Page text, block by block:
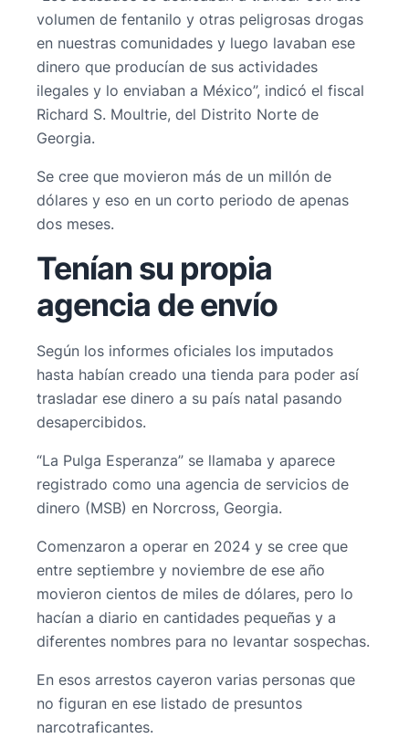
volumen de fentanilo y otras peligrosas drogas
en nuestras comunidades y luego lavaban ese
dinero que producían de sus actividades
ilegales y lo enviaban a México”, indicó el fiscal
Richard S. Moultrie, del Distrito Norte de
Georgia.
Se cree que movieron más de un millón de
dólares y eso en un corto periodo de apenas
dos meses.
Tenían su propia
agencia de envío
Según los informes oficiales los imputados
hasta habían creado una tienda para poder así
trasladar ese dinero a su país natal pasando
desapercibidos.
“La Pulga Esperanza” se llamaba y aparece
registrado como una agencia de servicios de
dinero (MSB) en Norcross, Georgia.
Comenzaron a operar en 2024 y se cree que
entre septiembre y noviembre de ese año
movieron cientos de miles de dólares, pero lo
hacían a diario en cantidades pequeñas y a
diferentes nombres para no levantar sospechas.
En esos arrestos cayeron varias personas que
no figuran en ese listado de presuntos
narcotraficantes.